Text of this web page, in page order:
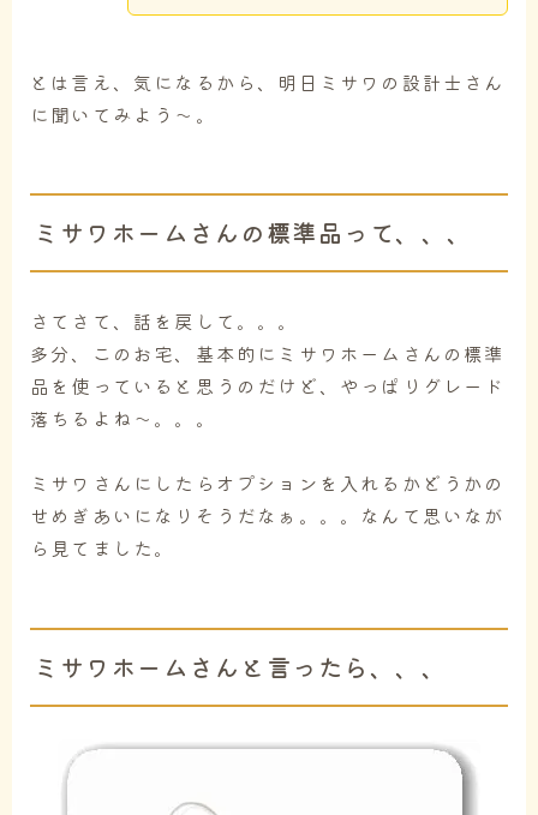
とは言え、気になるから、明日ミサワの設計士さん
に聞いてみよう～。
ミサワホームさんの標準品って、、、
さてさて、話を戻して。。。
多分、このお宅、基本的にミサワホームさんの標準
品を使っていると思うのだけど、やっぱりグレード
落ちるよね～。。。
ミサワさんにしたらオプションを入れるかどうかの
せめぎあいになりそうだなぁ。。。なんて思いなが
ら見てました。
ミサワホームさんと言ったら、、、